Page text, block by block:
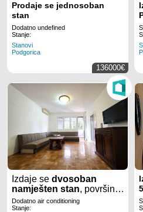
Prodaje se jednosoban
stan
Dodatno undefined
Stanje:
Stanovi
Podgorica
136000€
Izdaje se dvosoban
namješten stan, površine
78m2,kodGintaša
Dodatno air conditioning
Stanje: